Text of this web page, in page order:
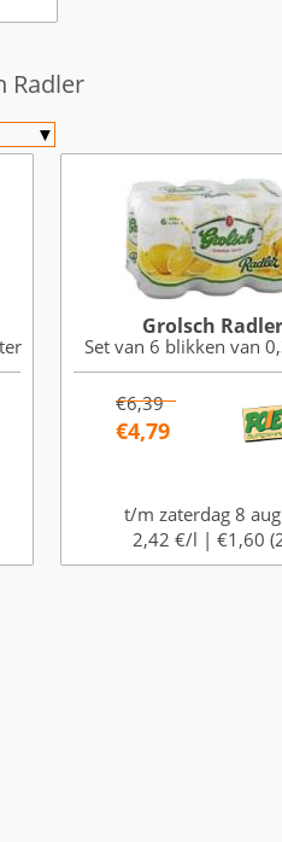
Radler
▼
Grolsch Radler
Set van 6 blikken van
€6,39
€4,79
t/m zaterdag 8
2,42 €/l | €1,60